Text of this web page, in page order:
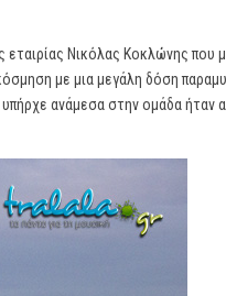
Νικόλας Κοκλώνης που
με μια μεγάλη δόση
ανάμεσα στην ομάδα ήταν